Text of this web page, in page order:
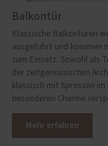
Balkontür
Klassische Balkontüren
ausgeführt und kommen
zum Einsatz. Sowohl als
der zeitgenössischen
klassisch mit Sprossen
besonderen Charme
Mehr erfahren